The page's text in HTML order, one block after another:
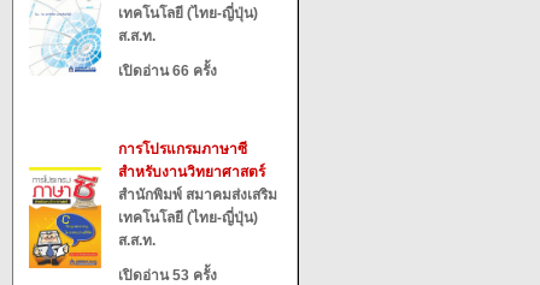
เทคโนโลยี (ไทย-ญี่ปุ่น)
ส.ส.ท.
เปิดอ่าน 66 ครั้ง
การโปรแกรมภาษาซี
สำหรับงานวิทยาศาสตร์
สำนักพิมพ์ สมาคมส่งเสริม
เทคโนโลยี (ไทย-ญี่ปุ่น)
ส.ส.ท.
เปิดอ่าน 53 ครั้ง